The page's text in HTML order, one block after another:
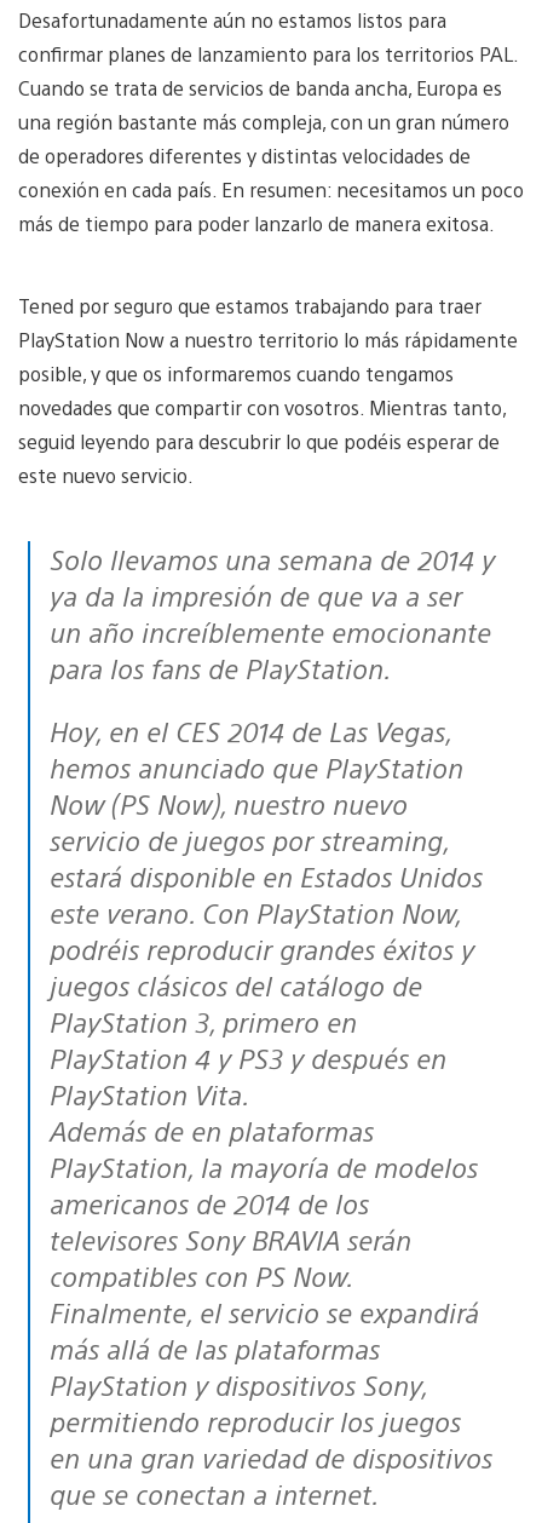
Desafortunadamente aún no estamos listos para
confirmar planes de lanzamiento para los territorios PAL.
Cuando se trata de servicios de banda ancha, Europa es
una región bastante más compleja, con un gran número
de operadores diferentes y distintas velocidades de
conexión en cada país. En resumen: necesitamos un poco
más de tiempo para poder lanzarlo de manera exitosa.
Tened por seguro que estamos trabajando para traer
PlayStation Now a nuestro territorio lo más rápidamente
posible, y que os informaremos cuando tengamos
novedades que compartir con vosotros. Mientras tanto,
seguid leyendo para descubrir lo que podéis esperar de
este nuevo servicio.
Solo llevamos una semana de 2014 y
ya da la impresión de que va a ser
un año increíblemente emocionante
para los fans de PlayStation.
Hoy, en el CES 2014 de Las Vegas,
hemos anunciado que PlayStation
Now (PS Now), nuestro nuevo
servicio de juegos por streaming,
estará disponible en Estados Unidos
este verano. Con PlayStation Now,
podréis reproducir grandes éxitos y
juegos clásicos del catálogo de
PlayStation 3, primero en
PlayStation 4 y PS3 y después en
PlayStation Vita.
Además de en plataformas
PlayStation, la mayoría de modelos
americanos de 2014 de los
televisores Sony BRAVIA serán
compatibles con PS Now.
Finalmente, el servicio se expandirá
más allá de las plataformas
PlayStation y dispositivos Sony,
permitiendo reproducir los juegos
en una gran variedad de dispositivos
que se conectan a internet.